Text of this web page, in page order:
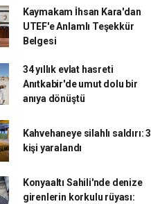
Kaymakam İhsan Kara'dan
UTEF'e Anlamlı Teşekkür
Belgesi
34 yıllık evlat hasreti
Anıtkabir'de umut dolu bir
anıya dönüştü
Kahvehaneye silahlı saldırı: 3
kişi yaralandı
Konyaaltı Sahili'nde denize
girenlerin korkulu rüyası: